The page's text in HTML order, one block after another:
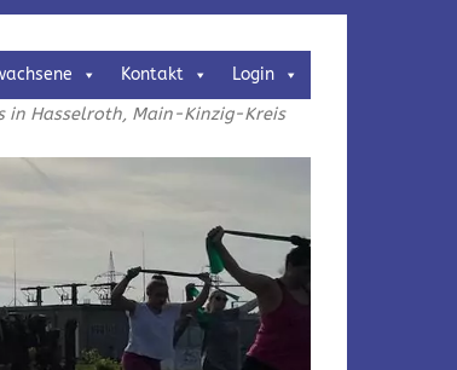
Kontakt Login
in Hasselroth, Main-Kinzig-Kreis